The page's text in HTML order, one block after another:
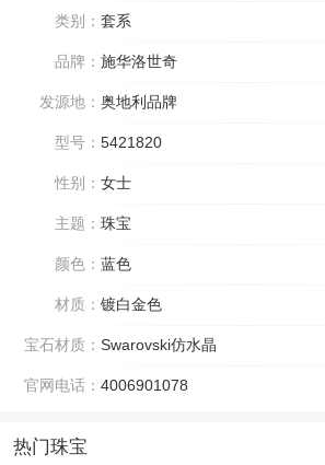
类别： 套系
品牌： 施华洛世奇
发源地： 奥地利品牌
型号： 5421820
性别： 女士
主题： 珠宝
颜色： 蓝色
材质： 镀白金色
宝石材质： Swarovski仿水晶
官网电话： 4006901078
热门珠宝